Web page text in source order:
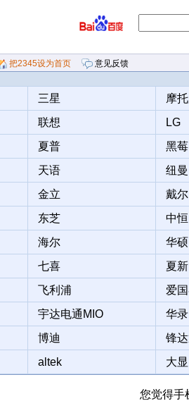
把2345设为首页
意见反馈
意见反馈
三星
摩
联想
LG
夏普
黑莓
天语
纽曼
金立
戴尔
东芝
中恒
海尔
华硕
七喜
夏新
飞利浦
爱
宇达电通MIO
华录
博迪
锋
altek 大显
您觉得手